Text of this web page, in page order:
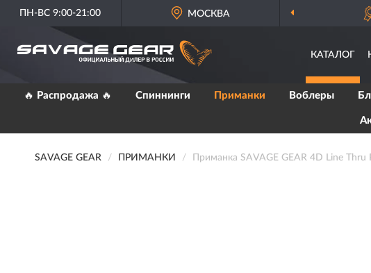
ПН-ВС 9:00-21:00 МОСКВА
КАТАЛОГ
🔥 Распродажа 🔥 Спиннинги Приманки Воблеры
SAVAGE GEAR ПРИМАНКИ Приманка SAVAGE GEAR 4D Line